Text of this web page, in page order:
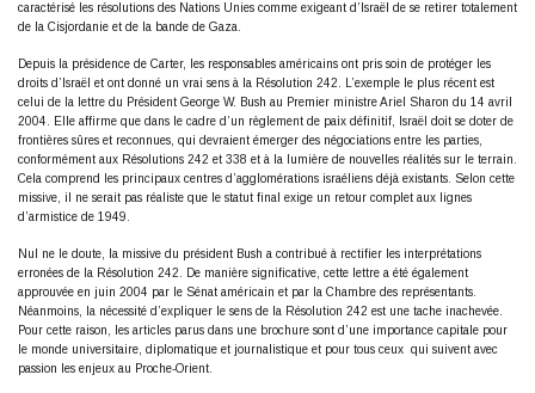
caractérisé les résolutions des Nations Unies comme exigeant d’Israël de se retirer totalement
de la Cisjordanie et de la bande de Gaza.
Depuis la présidence de Carter, les responsables américains ont pris soin de protéger les
droits d’Israël et ont donné un vrai sens à la Résolution 242. L’exemple le plus récent est
celui de la lettre du Président George W. Bush au Premier ministre Ariel Sharon du 14 avril
2004. Elle affirme que dans le cadre d’un règlement de paix définitif, Israël doit se doter de
frontières sûres et reconnues, qui devraient émerger des négociations entre les parties,
conformément aux Résolutions 242 et 338 et à la lumière de nouvelles réalités sur le terrain.
Cela comprend les principaux centres d’agglomérations israéliens déjà existants. Selon cette
missive, il ne serait pas réaliste que le statut final exige un retour complet aux lignes
d’armistice de 1949.
Nul ne le doute, la missive du président Bush a contribué à rectifier les interprétations
erronées de la Résolution 242. De manière significative, cette lettre a été également
approuvée en juin 2004 par le Sénat américain et par la Chambre des représentants.
Néanmoins, la nécessité d’expliquer le sens de la Résolution 242 est une tache inachevée.
Pour cette raison, les articles parus dans une brochure sont d’une importance capitale pour
le monde universitaire, diplomatique et journalistique et pour tous ceux qui suivent avec
passion les enjeux au Proche-Orient.